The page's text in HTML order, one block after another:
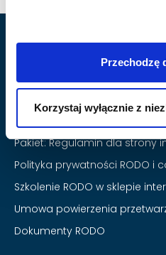
Przechodzę
Korzystaj wyłącznie z
Produkty
Regulamin sklepu
Pakiet: Regulamin dla strony
Polityka prywatności RODO i
Szkolenie RODO w sklepie
Umowa powierzenia
Dokumenty RODO